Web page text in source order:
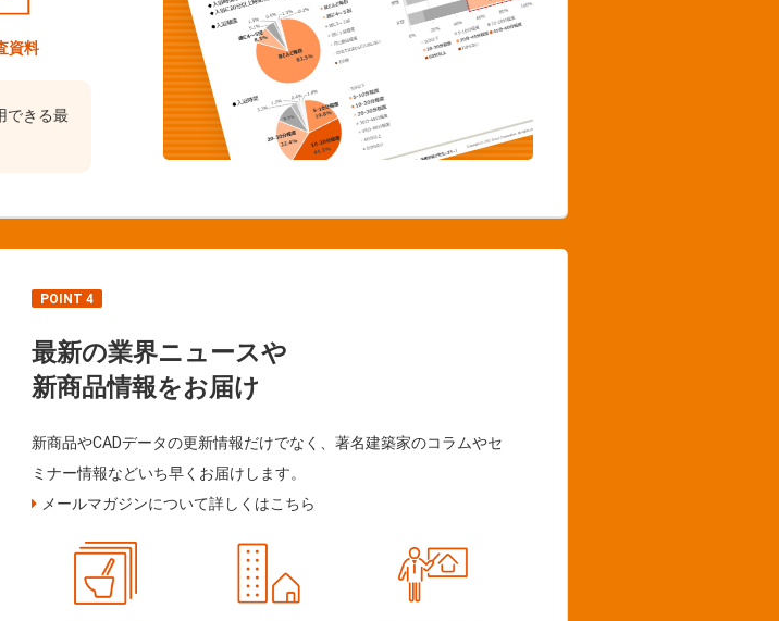
資料
できる最
POINT 4
最新の業界ニュースや
新商品情報をお届け
新商品やCADデータの更新情報だけでなく、著名建築家のコラムやセ
ミナー情報などいち早くお届けします。
メールマガジンについて詳しくはこちら